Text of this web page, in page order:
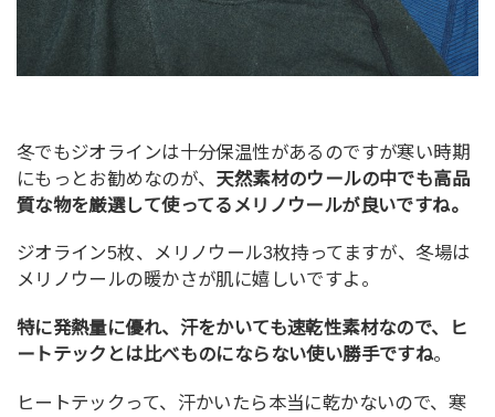
冬でもジオラインは十分保温性があるのですが寒い時期
にもっとお勧めなのが、 天然素材のウールの中でも高品
質な物を厳選して使ってるメリノウールが良いですね。
ジオライン5枚、メリノウール3枚持ってますが、冬場は
メリノウールの暖かさが肌に嬉しいですよ。
特に発熱量に優れ、汗をかいても速乾性素材なので、ヒ
ートテックとは比べものにならない使い勝手ですね。
ヒートテックって、汗かいたら本当に乾かないので、寒